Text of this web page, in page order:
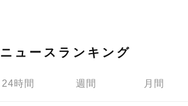
ニュースランキング
24時間 週間 月間